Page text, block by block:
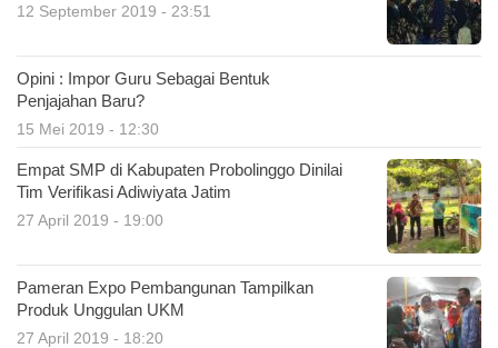
12 September 2019 - 23:51
Opini : Impor Guru Sebagai Bentuk
Penjajahan Baru?
15 Mei 2019 - 12:30
Empat SMP di Kabupaten Probolinggo Dinilai
Tim Verifikasi Adiwiyata Jatim
27 April 2019 - 19:00
Pameran Expo Pembangunan Tampilkan
Produk Unggulan UKM
27 April 2019 - 18:20